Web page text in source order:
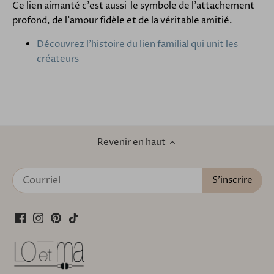
Ce lien aimanté c'est aussi le symbole de l'attachement
profond, de l'amour fidèle et de la véritable amitié.
Découvrez l'histoire du lien familial qui unit les
créateurs
Revenir en haut